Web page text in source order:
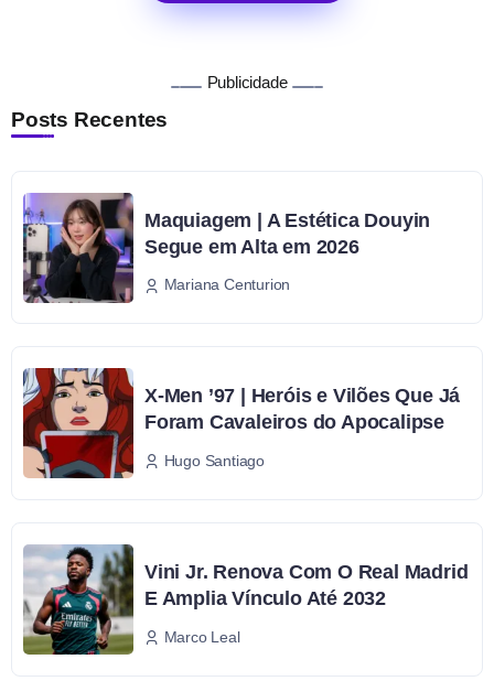
Publicidade
Posts Recentes
Maquiagem | A Estética Douyin
Segue em Alta em 2026
Mariana Centurion
X-Men ’97 | Heróis e Vilões Que Já
Foram Cavaleiros do Apocalipse
Hugo Santiago
Vini Jr. Renova Com O Real Madrid
E Amplia Vínculo Até 2032
Marco Leal